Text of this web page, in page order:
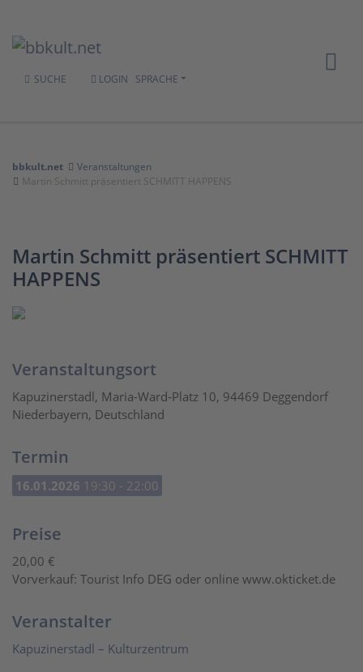
SUCHE LOGIN SPRACHE
bbkult.net
Veranstaltungen
Martin Schmitt präsentiert SCHMITT HAPPENS
Martin Schmitt präsentiert SCHMITT
HAPPENS
Veranstaltungsort
Kapuzinerstadl, Maria-Ward-Platz 10, 94469 Deggendorf
Niederbayern, Deutschland
Termin
16.01.2026 19:30 - 22:00
Preise
20,00 €
Vorverkauf: Tourist Info DEG oder online www.okticket.de
Veranstalter
Kapuzinerstadl – Kulturzentrum